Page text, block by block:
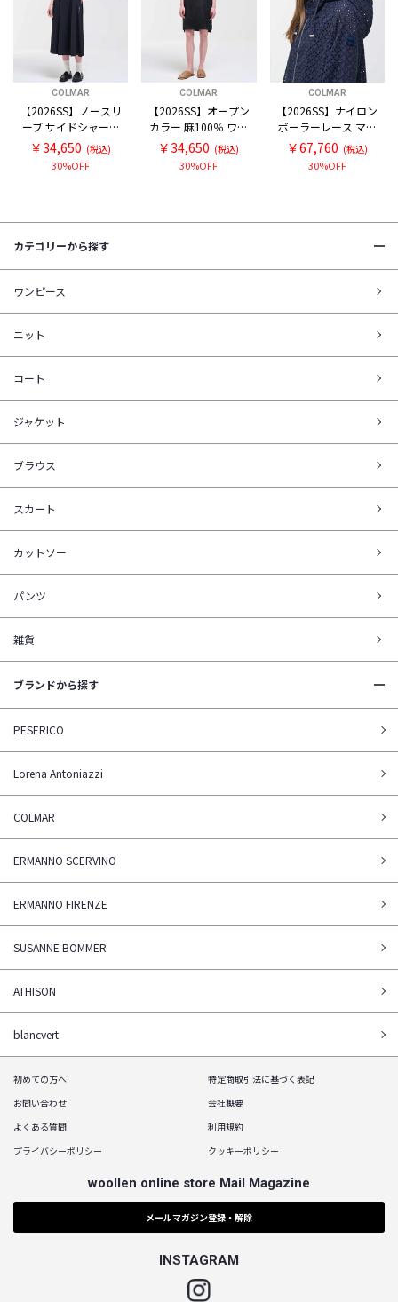
COLMAR
【2026SS】ノースリ
ーブ サイドシャーリ
ング ストレッチ ワン
ピース
￥34,650 (税込)
30%OFF
COLMAR
【2026SS】オープン
カラー 麻100％ ワン
ピース
￥34,650 (税込)
30%OFF
COLMAR
【2026SS】ナイロン
ボーラーレース マウ
ンテンパーカー
￥67,760 (税込)
30%OFF
カテゴリーから探す
ワンピース
ニット
コート
ジャケット
ブラウス
スカート
カットソー
パンツ
雑貨
ブランドから探す
PESERICO
Lorena Antoniazzi
COLMAR
ERMANNO SCERVINO
ERMANNO FIRENZE
SUSANNE BOMMER
ATHISON
blancvert
初めての方へ
特定商取引法に基づく表記
お問い合わせ
会社概要
よくある質問
利用規約
プライバシーポリシー
クッキーポリシー
woollen online store Mail Magazine
メールマガジン登録・解除
INSTAGRAM